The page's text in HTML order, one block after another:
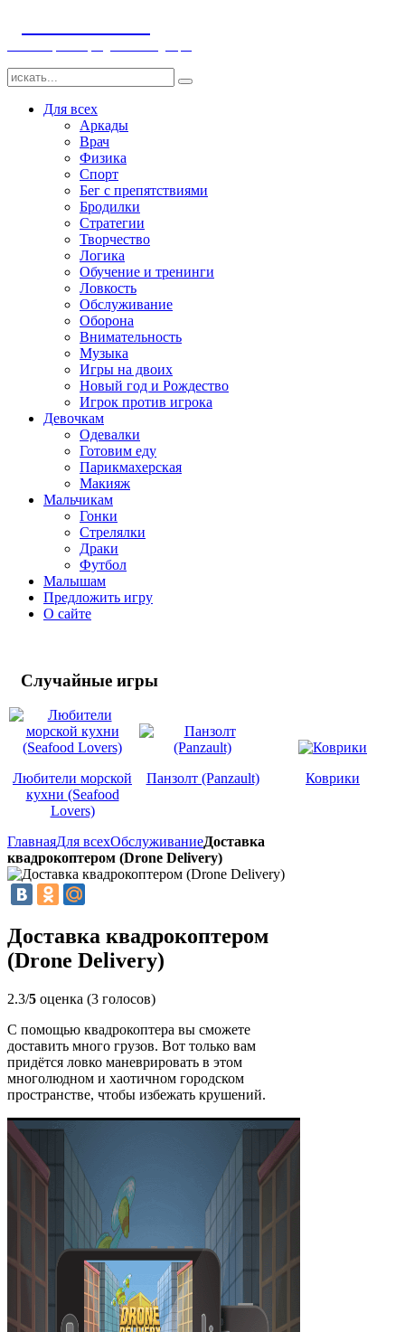
Для всех
Аркады
Врач
Физика
Спорт
Бег с препятствиями
Бродилки
Стратегии
Творчество
Логика
Обучение и тренинги
Ловкость
Обслуживание
Оборона
Внимательность
Музыка
Игры на двоих
Новый год и Рождество
Игрок против игрока
Девочкам
Одевалки
Готовим еду
Парикмахерская
Макияж
Мальчикам
Гонки
Стрелялки
Драки
Футбол
Малышам
Предложить игру
О сайте
Случайные игры
Любители морской
кухни (Seafood
Lovers)
Панзолт (Panzault) Коврики
ГлавнаяДля всехОбслуживаниеДоставка
квадрокоптером (Drone Delivery)
Доставка квадрокоптером
(Drone Delivery)
2.3/5 оценка (3 голосов)
С помощью квадрокоптера вы сможете
доставить много грузов. Вот только вам
придётся ловко маневрировать в этом
многолюдном и хаотичном городском
пространстве, чтобы избежать крушений.